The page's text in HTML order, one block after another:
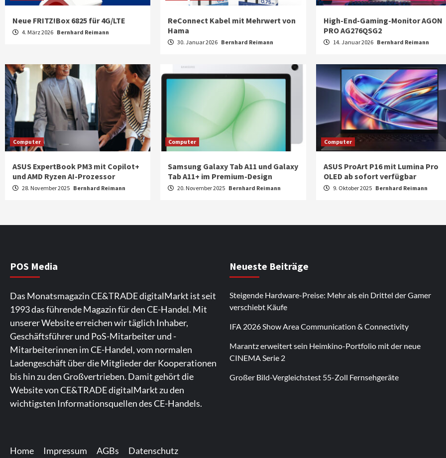
Neue FRITZ!Box 6825 für 4G/LTE
4. März 2026 Bernhard Reimann
ReConnect Kabel mit Mehrwert von
Hama
30. Januar 2026 Bernhard Reimann
High-End-Gaming-Monitor AGON
PRO AG276QSG2
14. Januar 2026 Bernhard Reimann
Computer
ASUS ExpertBook PM3 mit Copilot+
und AMD Ryzen AI-Prozessor
28. November 2025 Bernhard Reimann
Computer
Samsung Galaxy Tab A11 und Galaxy
Tab A11+ im Premium-Design
20. November 2025 Bernhard Reimann
Computer
ASUS ProArt P16 mit Lumina Pro
OLED ab sofort verfügbar
9. Oktober 2025 Bernhard Reimann
POS Media
Das Monatsmagazin CE&TRADE digitalMarkt ist seit
1993 das führende Magazin für den CE-Handel. Mit
unserer Website erreichen wir täglich Inhaber,
Geschäftsführer und PoS-Mitarbeiter und -
Mitarbeiterinnen im CE-Handel, vom normalen
Ladengeschäft über die Mitglieder der Kooperationen
bis hin zu den Großvertrieben. Damit gehört die
Website von CE&TRADE digitalMarkt zu den
wichtigsten Informationsquellen des CE-Handels.
https://rollingslots-de.bet/Die Website funktioniert
https://lapalingo1.de/
eine schnelle Anmeldung und
ein rasantes Spielvergnügen. Siehttps://lunarspins-
reibungslose Navigation ausgelegt. Spieler können
auf ungezwungene Unterhaltung und
Neueste Beiträge
Steigende Hardware-Preise: Mehr als ein Drittel der Gamer
verschiebt Käufe
IFA 2026 Show Area Communication & Connectivity
Marantz erweitert sein Heimkino-Portfolio mit der neue
CINEMA Serie 2
Großer Bild-Vergleichstest 55-Zoll Fernsehgeräte
Home Impressum AGBs Datenschutz